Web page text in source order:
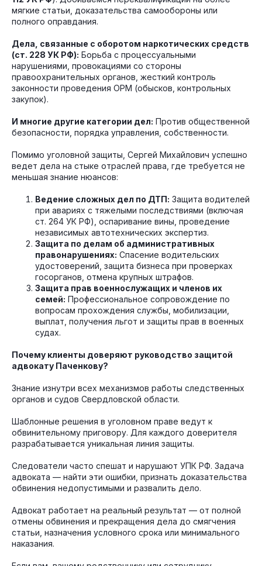
мягкие статьи, доказательства самообороны или
полного оправдания.
Дела, связанные с оборотом наркотических средств
(ст. 228 УК РФ): Борьба с процессуальными
нарушениями, провокациями со стороны
правоохранительных органов, жесткий контроль
законности проведения ОРМ (обысков, контрольных
закупок).
И многие другие категории дел: Против общественной
безопасности, порядка управления, собственности.
Помимо уголовной защиты, Сергей Михайлович успешно
ведет дела на стыке отраслей права, где требуется не
меньшая знание нюансов:
Ведение сложных дел по ДТП: Защита водителей
при авариях с тяжелыми последствиями (включая
ст. 264 УК РФ), оспаривание вины, проведение
независимых автотехнических экспертиз.
Защита по делам об административных
правонарушениях: Спасение водительских
удостоверений, защита бизнеса при проверках
госорганов, отмена крупных штрафов.
Защита прав военнослужащих и членов их
семей: Профессиональное сопровождение по
вопросам прохождения службы, мобилизации,
выплат, получения льгот и защиты прав в военных
судах.
Почему клиенты доверяют руководство защитой
адвокату Паченкову?
Знание изнутри всех механизмов работы следственных
органов и судов Свердловской области.
Шаблонные решения в уголовном праве ведут к
обвинительному приговору. Для каждого доверителя
разрабатывается уникальная линия защиты.
Следователи часто спешат и нарушают УПК РФ. Задача
адвоката — найти эти ошибки, признать доказательства
обвинения недопустимыми и развалить дело.
Адвокат работает на реальный результат — от полной
отмены обвинения и прекращения дела до смягчения
статьи, назначения условного срока или минимального
наказания.